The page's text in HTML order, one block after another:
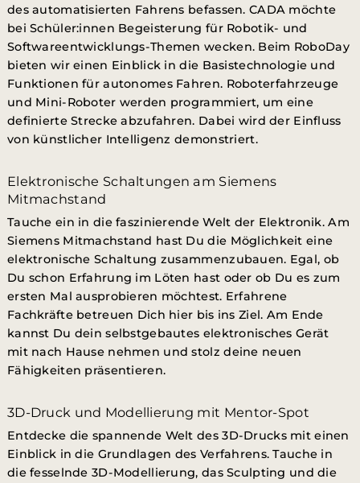
des automatisierten Fahrens befassen. CADA möchte
bei Schüler:innen Begeisterung für Robotik- und
Softwareentwicklungs-Themen wecken. Beim RoboDay
bieten wir einen Einblick in die Basistechnologie und
Funktionen für autonomes Fahren. Roboterfahrzeuge
und Mini-Roboter werden programmiert, um eine
definierte Strecke abzufahren. Dabei wird der Einfluss
von künstlicher Intelligenz demonstriert.
Elektronische Schaltungen am Siemens
Mitmachstand
Tauche ein in die faszinierende Welt der Elektronik. Am
Siemens Mitmachstand hast Du die Möglichkeit eine
elektronische Schaltung zusammenzubauen. Egal, ob
Du schon Erfahrung im Löten hast oder ob Du es zum
ersten Mal ausprobieren möchtest. Erfahrene
Fachkräfte betreuen Dich hier bis ins Ziel. Am Ende
kannst Du dein selbstgebautes elektronisches Gerät
mit nach Hause nehmen und stolz deine neuen
Fähigkeiten präsentieren.
3D-Druck und Modellierung mit Mentor-Spot
Entdecke die spannende Welt des 3D-Drucks mit einen
Einblick in die Grundlagen des Verfahrens. Tauche in
die fesselnde 3D-Modellierung, das Sculpting und die